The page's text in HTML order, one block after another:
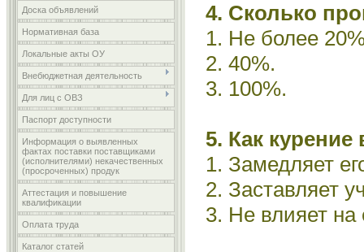
Доска объявлений
Нормативная база
Локальные акты ОУ
Внебюджетная деятельность
Для лиц с ОВЗ
Паспорт доступности
Информация о выявленных
фактах поставки поставщиками
(исполнителями) некачественных
(просроченных) продук
Аттестация и повышение
квалификации
Оплата труда
Каталог статей
4. Сколько
1. Не более
2. 40%.
3. 100%.
5. Как
1. Замедляет
2. Заставляет
3. Не влияет на